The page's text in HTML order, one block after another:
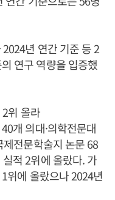
년 연간 기준 등 2
연구 역량을 입증했
위 올라
개 의대·의학전문대
제전문학술지 논문 68
적 2위에 올랐다. 가
위에 올랐으나 2024년